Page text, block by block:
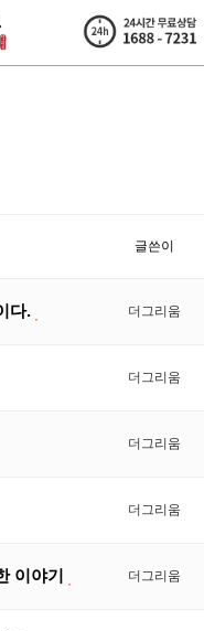
글쓴이
다. 더그리움
더그리움
더그리움
더그리움
이야기 더그리움